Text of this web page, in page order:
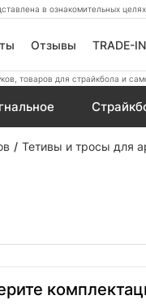
в ознакомительных
Отзывы TRADE-
товаров для страйкбола и
Тетивы и тросы для